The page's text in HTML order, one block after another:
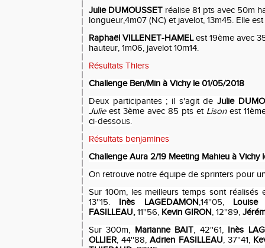
Julie DUMOUSSET réalise 81 pts avec 50m
longueur,4m07 (NC) et javelot, 13m45. Elle
Raphaël VILLENET-HAMELest 19ème avec
hauteur, 1m06, javelot 10m14.
Résultats Thiers
Challenge Ben/Min à Vichy le 01/05/2018
Deux participantes ; il s'agit deJulie
Julieest 3ème avec 85 pts et Lisonest
ci-dessous.
Résultats benjamines
Challenge Aura 2/19 Meeting Mahieu à Vichy
On retrouve notre équipe de sprinters pour
Sur 100m, les meilleurs temps sont
13''15. Inès LAGEDAMON,14''05, Louise
FASILLEAU,11''56, Kevin GIRON, 12''89,
Sur 300m, Marianne BAIT, 42''61, Inès
OLLIER, 44''88,Adrien FASILLEAU, 37''41,